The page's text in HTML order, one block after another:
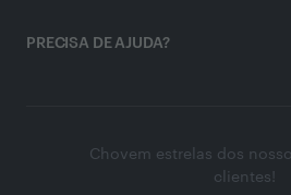
PRECISA DE AJUDA?
Chovem estrelas dos
clientes!